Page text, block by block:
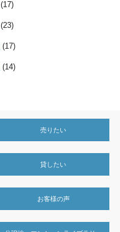
(17)
(23)
(17)
(14)
売りたい
貸したい
お客様の声